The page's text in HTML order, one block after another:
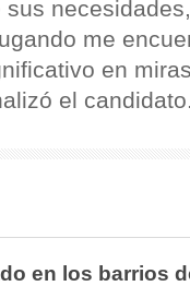
me
en
el
en los barrios